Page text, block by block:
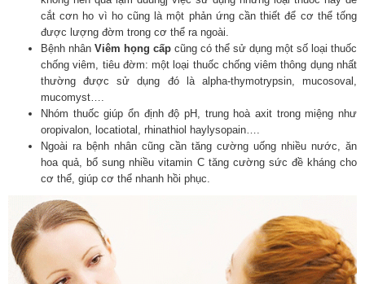
cắt cơn ho vì ho cũng là một phản ứng cần thiết để cơ thể tống
được lượng đờm trong cơ thể ra ngoài.
Bệnh nhân Viêm họng cấp cũng có thể sử dụng một số loại thuốc
chống viêm, tiêu đờm: một loại thuốc chống viêm thông dụng nhất
thường được sử dụng đó là alpha-thymotrypsin, mucosoval,
mucomyst….
Nhóm thuốc giúp ổn định độ pH, trung hoà axit trong miệng như
oropivalon, locatiotal, rhinathiol haylysopain….
Ngoài ra bệnh nhân cũng cần tăng cường uống nhiều nước, ăn
hoa quả, bổ sung nhiều vitamin C tăng cường sức đề kháng cho
cơ thể, giúp cơ thể nhanh hồi phục.